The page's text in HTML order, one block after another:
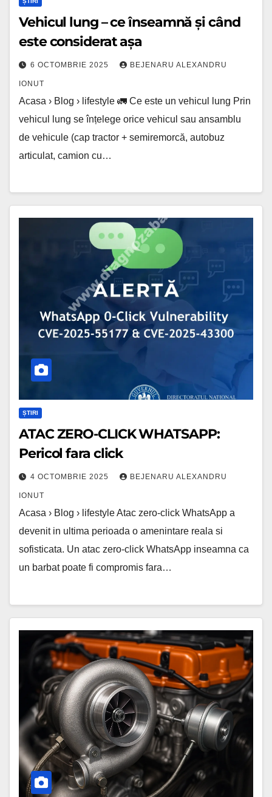
Vehicul lung – ce înseamnă și când
este considerat așa
6 OCTOMBRIE 2025 BEJENARU ALEXANDRU
IONUT
Acasa › Blog › lifestyle 🚛 Ce este un vehicul lung Prin
vehicul lung se înțelege orice vehicul sau ansamblu
de vehicule (cap tractor + semiremorcă, autobuz
articulat, camion cu…
ȘTIRI
ATAC ZERO-CLICK WHATSAPP:
Pericol fara click
4 OCTOMBRIE 2025 BEJENARU ALEXANDRU
IONUT
Acasa › Blog › lifestyle Atac zero-click WhatsApp a
devenit in ultima perioada o amenintare reala si
sofisticata. Un atac zero-click WhatsApp inseamna ca
un barbat poate fi compromis fara…
Schimbarea
neautorizată
motorului:
pericol,
dovezi,
soluții